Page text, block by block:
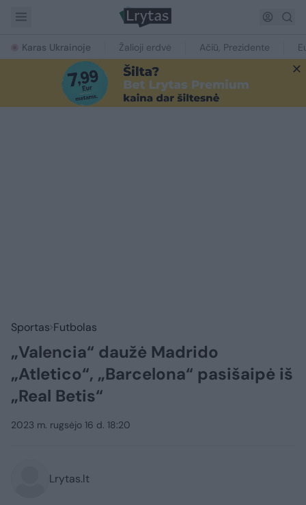
Karas Ukrainoje Žalioji erdvė Ačiū, Prezidente
Sportas Futbolas
„Valencia“ daužė Madrido
„Atletico“, „Barcelona“ pasišaipė iš
„Real Betis“
2023 m. rugsėjo 16 d. 18:20
Lrytas.lt